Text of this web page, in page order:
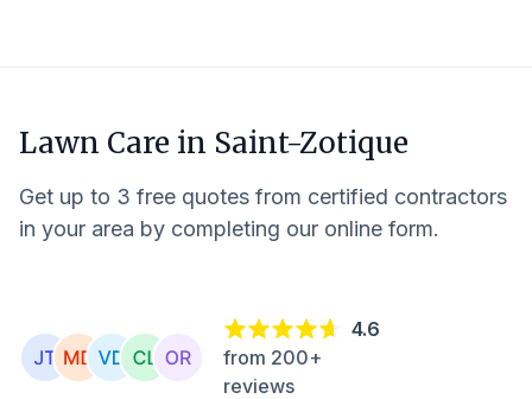
Lawn Care in Saint-Zotique
Get up to 3 free quotes from certified contractors
in your area by completing our online form.
4.6
from 200+
reviews